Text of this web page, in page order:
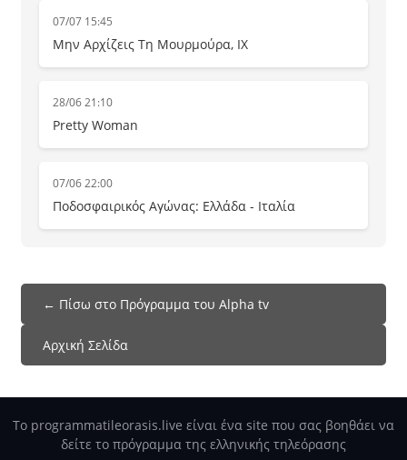
07/07 15:45
Μην Αρχίζεις Τη Μουρμούρα, IX
28/06 21:10
Pretty Woman
07/06 22:00
Ποδοσφαιρικός Αγώνας: Ελλάδα - Ιταλία
← Πίσω στο Πρόγραμμα του Alpha tv
Αρχική Σελίδα
Το programmatileorasis.live είναι ένα site που σας βοηθάει να
δείτε το πρόγραμμα της ελληνικής τηλεόρασης